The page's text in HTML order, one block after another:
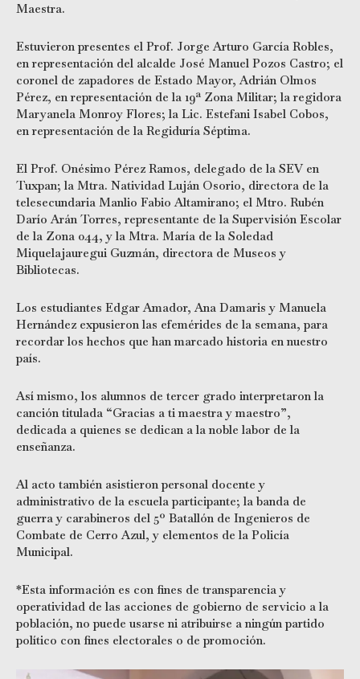
Maestra.
Estuvieron presentes el Prof. Jorge Arturo García Robles,
en representación del alcalde José Manuel Pozos Castro; el
coronel de zapadores de Estado Mayor, Adrián Olmos
Pérez, en representación de la 19ª Zona Militar; la regidora
Maryanela Monroy Flores; la Lic. Estefani Isabel Cobos,
en representación de la Regiduría Séptima.
El Prof. Onésimo Pérez Ramos, delegado de la SEV en
Tuxpan; la Mtra. Natividad Luján Osorio, directora de la
telesecundaria Manlio Fabio Altamirano; el Mtro. Rubén
Darío Arán Torres, representante de la Supervisión Escolar
de la Zona 044, y la Mtra. María de la Soledad
Miquelajauregui Guzmán, directora de Museos y
Bibliotecas.
Los estudiantes Edgar Amador, Ana Damaris y Manuela
Hernández expusieron las efemérides de la semana, para
recordar los hechos que han marcado historia en nuestro
país.
Así mismo, los alumnos de tercer grado interpretaron la
canción titulada “Gracias a ti maestra y maestro”,
dedicada a quienes se dedican a la noble labor de la
enseñanza.
Al acto también asistieron personal docente y
administrativo de la escuela participante; la banda de
guerra y carabineros del 5º Batallón de Ingenieros de
Combate de Cerro Azul, y elementos de la Policía
Municipal.
*Esta información es con fines de transparencia y
operatividad de las acciones de gobierno de servicio a la
población, no puede usarse ni atribuirse a ningún partido
político con fines electorales o de promoción.